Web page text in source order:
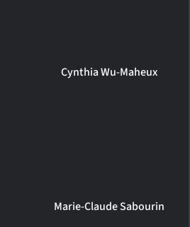
Cynthia Wu-Maheux
Marie-Claude Sabourin